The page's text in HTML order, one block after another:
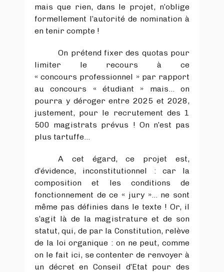
mais que rien, dans le projet, n’oblige
formellement l’autorité de nomination à
en tenir compte !
On prétend fixer des quotas pour
limiter le recours à ce
« concours professionnel » par rapport
au concours « étudiant » mais… on
pourra y déroger entre 2025 et 2028,
justement, pour le recrutement des 1
500 magistrats prévus ! On n’est pas
plus tartuffe…
A cet égard, ce projet est,
d’évidence, inconstitutionnel : car la
composition et les conditions de
fonctionnement de ce « jury »… ne sont
même pas définies dans le texte ! Or, il
s’agit là de la magistrature et de son
statut, qui, de par la Constitution, relève
de la loi organique : on ne peut, comme
on le fait ici, se contenter de renvoyer à
un décret en Conseil d’Etat pour des